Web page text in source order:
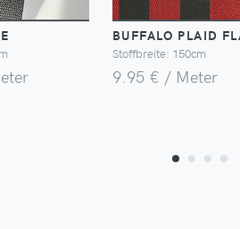
BUFFALO PLAID
Stoffbreite: 150cm
9.95 € / Meter